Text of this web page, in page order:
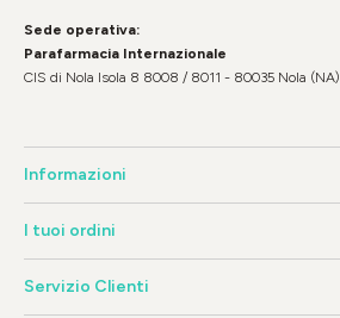
Sede operativa:
Parafarmacia Internazionale
CIS di Nola Isola 8 8008 / 8011 - 80035 Nola (NA)
Informazioni
I tuoi ordini
Servizio Clienti